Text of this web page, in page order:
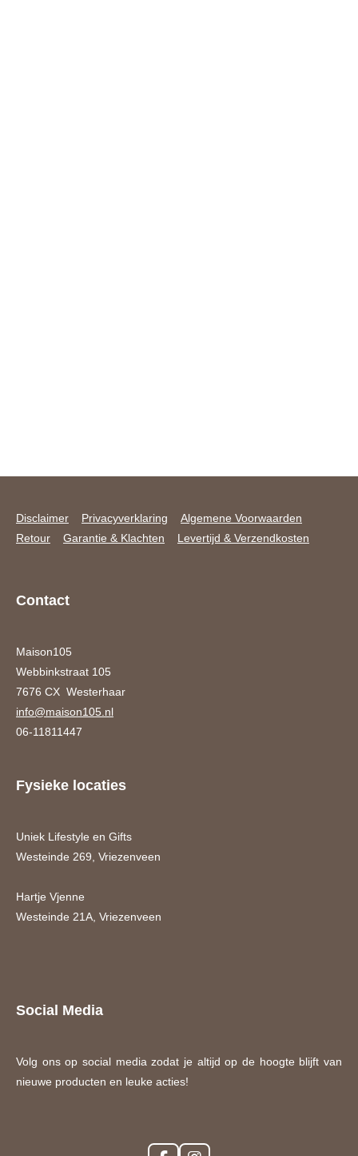
Disclaimer Privacyverklaring
Algemene Voorwaarden
Retour
Garantie & Klachten Levertijd & Verzendkosten
Contact
Maison105
Webbinkstraat 105
7676 CX Westerhaar
info@maison105.nl
06-11811447
Fysieke locaties
Uniek Lifestyle en Gifts
Westeinde 269, Vriezenveen
Hartje Vjenne
Westeinde 21A, Vriezenveen
Social Media
Volg ons op social media zodat je altijd op de hoogte blijft van
nieuwe producten en leuke acties!